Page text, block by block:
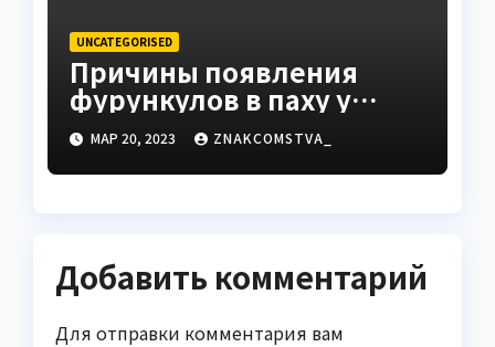
UNCATEGORISED
Причины появления
фурункулов в паху у
мужчин
МАР 20, 2023 ZNAKCOMSTVA_
Добавить комментарий
Для отправки комментария вам